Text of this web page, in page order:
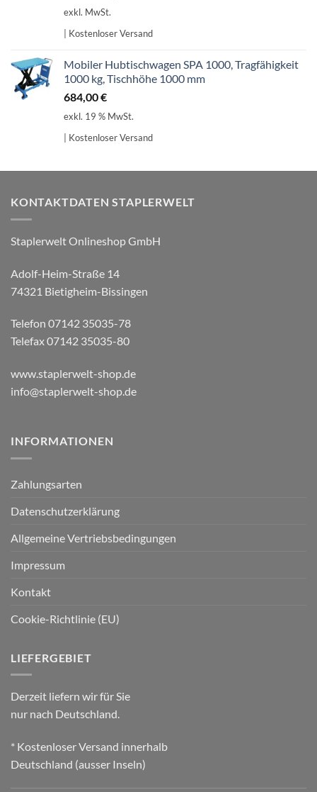
exkl. MwSt.
| Kostenloser Versand
Mobiler Hubtischwagen SPA 1000, Tragfähigkeit
1000 kg, Tischhöhe 1000 mm
684,00€
exkl. 19 % MwSt.
| Kostenloser Versand
KONTAKTDATEN STAPLERWELT
Staplerwelt Onlineshop GmbH
Adolf-Heim-Straße 14
74321 Bietigheim-Bissingen
Telefon 07142 35035-78
Telefax 07142 35035-80
www.staplerwelt-shop.de
info@staplerwelt-shop.de
INFORMATIONEN
Zahlungsarten
Datenschutzerklärung
Allgemeine Vertriebsbedingungen
Impressum
Kontakt
Cookie-Richtlinie (EU)
LIEFERGEBIET
Derzeit liefern wir für Sie
nur nach Deutschland.
* Kostenloser Versand innerhalb
Deutschland (ausser Inseln)